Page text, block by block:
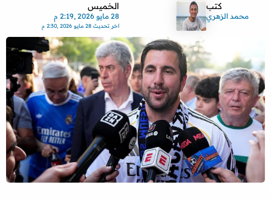
كتب
محمد الزهري
الخميس
28 مايو 2026 ,2:19 م
اخر تحديث28 مايو 2026 ,2:30 م